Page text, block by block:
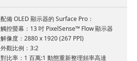
配備 OLED 顯示器的 Surface Pro：
觸控螢幕：13 吋 PixelSense™ Flow 顯示器
解像度：2880 x 1920 (267 PPI)
外觀比例：3:2
對比率：1 百萬:1 動態重新整理頻率高達